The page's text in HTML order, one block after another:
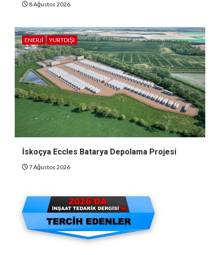
8 Ağustos 2026
ENERJI YURTDIŞI
İskoçya Eccles Batarya Depolama Projesi
7 Ağustos 2026